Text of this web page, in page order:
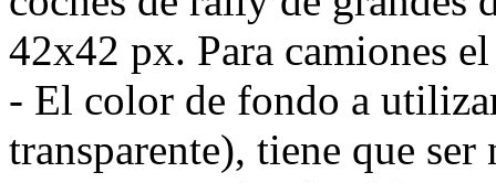
42x42 px. Para camiones
- El color de fondo a
transparente), tiene que